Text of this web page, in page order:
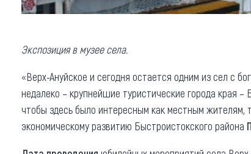
Экспозиция в музее села.
«Верх-Ануйское и сегодня остается одним из сел с
недалеко – крупнейшие туристические города края
чтобы здесь было интересным как местным жителям,
экономическому развитию Быстроистокского района